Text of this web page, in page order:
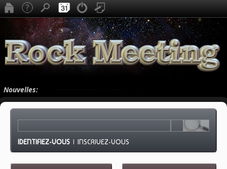
Nouvelles:
IDENTIFIEZ-VOUS |INSCRIVEZ-VOUS